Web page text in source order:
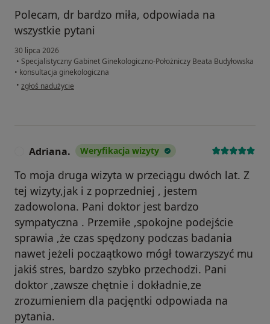
Polecam, dr bardzo miła, odpowiada na
wszystkie pytani
30 lipca 2026
• Specjalistyczny Gabinet Ginekologiczno-Położniczy Beata Budyłowska
• konsultacja ginekologiczna
• w opinii użytkownika KB
zgłoś nadużycie
Adriana. Weryfikacja wizyty
To moja druga wizyta w przeciągu dwóch lat. Z
tej wizyty,jak i z poprzedniej , jestem
zadowolona. Pani doktor jest bardzo
sympatyczna . Przemiłe ,spokojne podejście
sprawia ,że czas spędzony podczas badania
nawet jeżeli poczaątkowo mógł towarzyszyć mu
jakiś stres, bardzo szybko przechodzi. Pani
doktor ,zawsze chętnie i dokładnie,ze
zrozumieniem dla pacjęntki odpowiada na
pytania.